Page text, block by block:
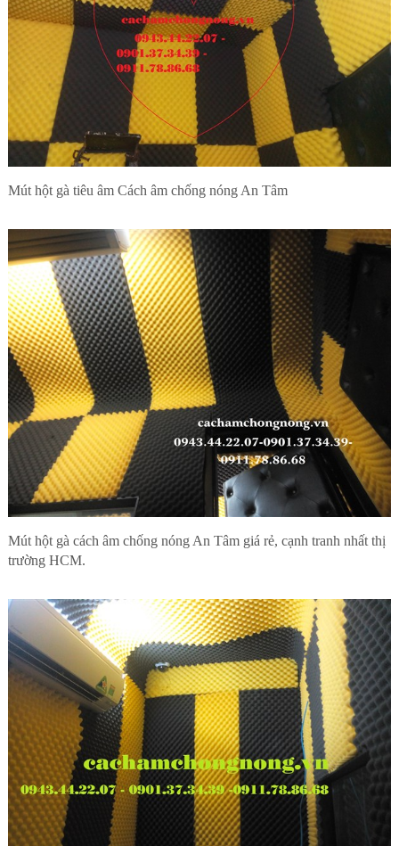
Mút hột gà tiêu âm Cách âm chống nóng An Tâm
Mút hột gà cách âm chống nóng An Tâm giá rẻ, cạnh tranh nhất thị
trường HCM.